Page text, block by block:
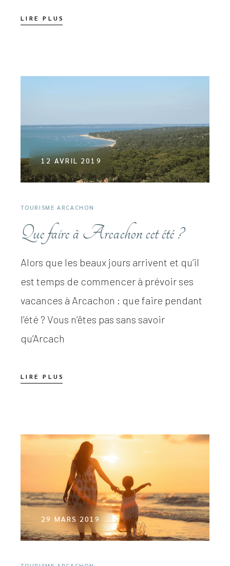
LIRE PLUS
12 AVRIL 2019
TOURISME ARCACHON
Que faire à Arcachon cet été ?
Alors que les beaux jours arrivent et qu’il
est temps de commencer à prévoir ses
vacances à Arcachon : que faire pendant
l’été ? Vous n’êtes pas sans savoir
qu’Arcach
LIRE PLUS
29 MARS 2019